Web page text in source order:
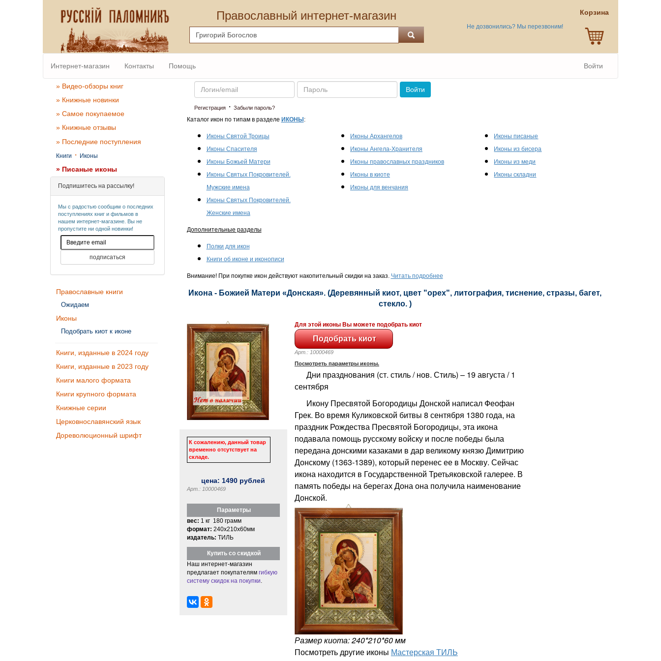
Православный интернет-магазин
Не дозвонились? Мы перезвоним!
Корзина
Интернет-магазин Контакты Помощь Войти
» Видео-обзоры книг
» Книжные новинки
» Самое покупаемое
» Книжные отзывы
» Последние поступления
Книги · Иконы
» Писаные иконы
Подпишитесь на рассылку!
Мы с радостью сообщим о последних
поступлениях книг и фильмов в
нашем интернет-магазине. Вы не
пропустите ни одной новинки!
Православные книги
Ожидаем
Иконы
Подобрать киот к иконе
Книги, изданные в 2024 году
Книги, изданные в 2023 году
Книги малого формата
Книги крупного формата
Книжные серии
Церковнославянский язык
Дореволюционный шрифт
Email Пароль
Войти
Регистрация· Забыли пароль?
Каталог икон по типам в разделе ИКОНЫ :
Иконы Святой Троицы
Иконы Спасителя
Иконы Божьей Матери
Иконы Святых Покровителей.
Мужские имена
Иконы Святых Покровителей.
Женские имена
Иконы Архангелов
Иконы Ангела-Хранителя
Иконы православных праздников
Иконы в киоте
Иконы для венчания
Иконы писаные
Иконы из бисера
Иконы из меди
Иконы складни
Дополнительные разделы
Полки для икон
Книги об иконе и иконописи
Внимание! При покупке икон действуют накопительный скидки на заказ. Читать подробнее
Икона - Божией Матери «Донская». (Деревянный киот, цвет "орех", литография, тиснение, стразы, багет,
стекло. )
К сожалению, данный товар
временно отсутствует на
складе.
цена: 1490 рублей
Арт.: 10000469
Параметры
вес: 1 кг 180 грамм
формат: 240x210x60мм
издатель: ТИЛЬ
Купить со скидкой
Наш интернет-магазин
предлагает покупателям гибкую
систему скидок на покупки
Для этой иконы Вы можете подобрать киот
Арт.: 10000469
Посмотреть параметры иконы.
Дни празднования (ст. стиль / нов. Стиль) – 19 августа / 1
сентября
Икону Пресвятой Богородицы Донской написал Феофан
Грек. Во время Куликовской битвы 8 сентября 1380 года, на
праздник Рождества Пресвятой Богородицы, эта икона
подавала помощь русскому войску и после победы была
передана донскими казаками в дар великому князю Димитрию
Донскому (1363-1389), который перенес ее в Москву. Сейчас
икона находится в Государственной Третьяковской галерее. В
память победы на берегах Дона она получила наименование
Донской.
Размер киота: 240*210*60 мм
Посмотреть другие иконы Мастерская ТИЛЬ